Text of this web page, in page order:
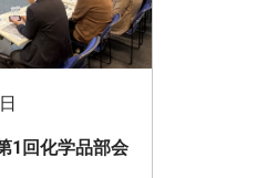
1回化学品部会